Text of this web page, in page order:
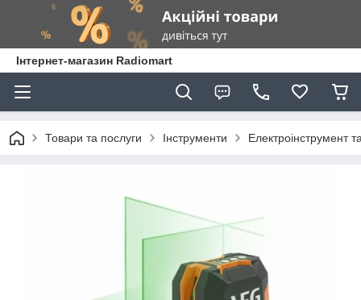
Інтернет-магазин Radiomart
Товари та послуги Інструменти Електроінструмент